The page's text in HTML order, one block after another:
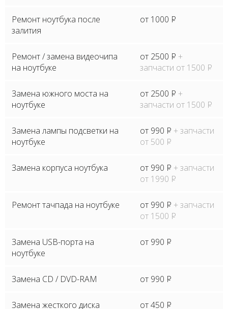
Ремонт ноутбука после
залития
от 1000 P
Ремонт / замена видеочипа
на ноутбуке
от 2500 P +
запчасти от 1500 P
Замена южного моста на
ноутбуке
от 2500 P +
запчасти от 1500 P
Замена лампы подсветки на
ноутбуке
от 990 P + запчасти
от 500 P
Замена корпуса ноутбука от 990 P + запчасти
от 1990 P
Ремонт тачпада на ноутбуке от 990 P + запчасти
от 1500 P
Замена USB-порта на
ноутбуке
от 990 P
Замена CD / DVD-RAM от 990 P
Замена жесткого диска от 450 P